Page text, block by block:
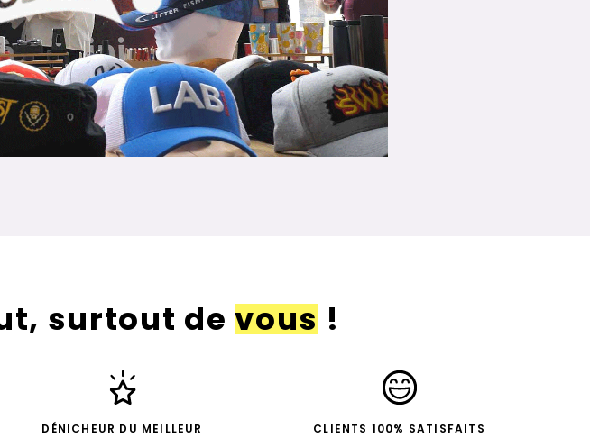
surtout devous !
DÉNICHEUR DU MEILLEUR
CLIENTS 100% SATISFAITS